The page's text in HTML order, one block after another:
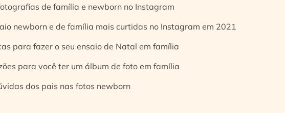
de família e newborn no Instagram
newborn e de família mais curtidas no Instagram em 2021
para fazer o seu ensaio de Natal em família
para você ter um álbum de foto em família
dos pais nas fotos newborn